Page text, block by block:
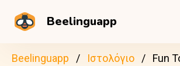
Beelinguapp
Beelinguapp Ιστολόγιο
Fun